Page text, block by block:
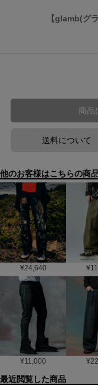
【glamb(グ
商品
送料について
他のお客様はこちらの商
¥24,640 ¥
¥11,000 ¥
最近閲覧した商品